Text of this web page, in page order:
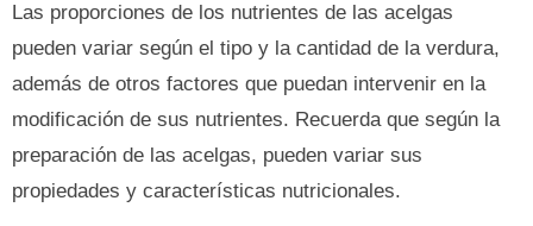
Las proporciones de los nutrientes de las acelgas
pueden variar según el tipo y la cantidad de la verdura,
además de otros factores que puedan intervenir en la
modificación de sus nutrientes. Recuerda que según la
preparación de las acelgas, pueden variar sus
propiedades y características nutricionales.